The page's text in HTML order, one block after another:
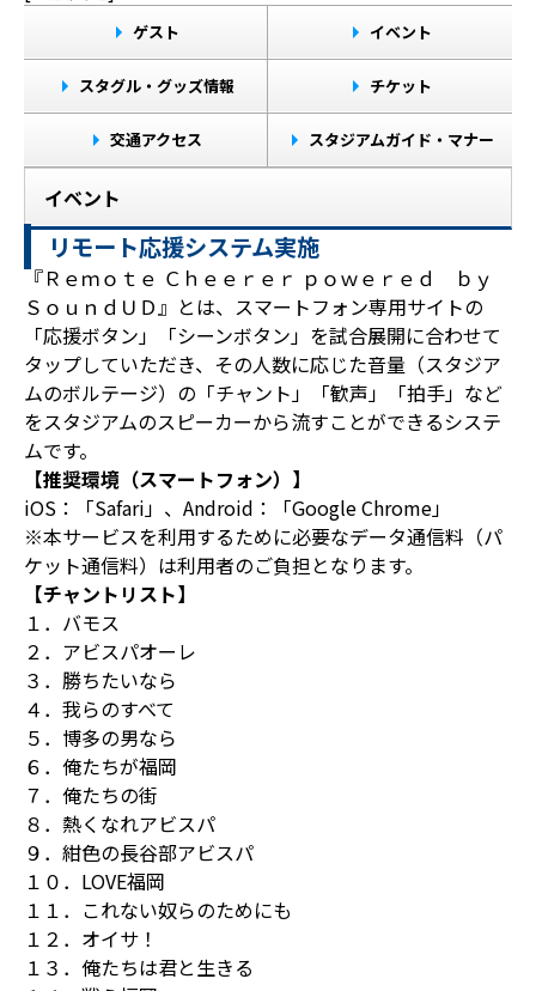
ゲスト イベント
スタグル・グッズ情報 チケット
交通アクセス スタジアムガイド・マナー
イベント
リモート応援システム実施
『Ｒｅｍｏｔｅ Ｃｈｅｅｒｅｒ ｐｏｗｅｒｅｄ ｂｙ
ＳｏｕｎｄＵＤ』とは、スマートフォン専用サイトの
「応援ボタン」「シーンボタン」を試合展開に合わせて
タップしていただき、その人数に応じた音量（スタジア
ムのボルテージ）の「チャント」「歓声」「拍手」など
をスタジアムのスピーカーから流すことができるシステ
ムです。
【推奨環境（スマートフォン）】
iOS：「Safari」、Android：「Google Chrome」
※本サービスを利用するために必要なデータ通信料（パ
ケット通信料）は利用者のご負担となります。
【チャントリスト】
１．バモス
２．アビスパオーレ
３．勝ちたいなら
４．我らのすべて
５．博多の男なら
６．俺たちが福岡
７．俺たちの街
８．熱くなれアビスパ
９．紺色の長谷部アビスパ
１０．LOVE福岡
１１．これない奴らのためにも
１２．オイサ！
１３．俺たちは君と生きる